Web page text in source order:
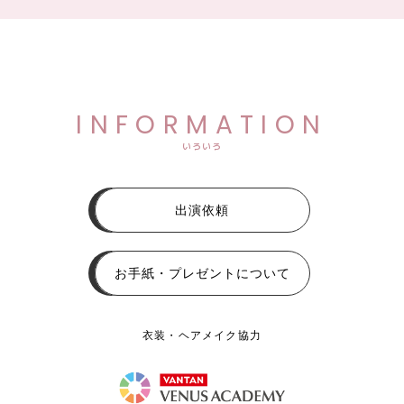
INFORMATION
いろいろ
出演依頼
お手紙・プレゼントについて
衣装・ヘアメイク協力